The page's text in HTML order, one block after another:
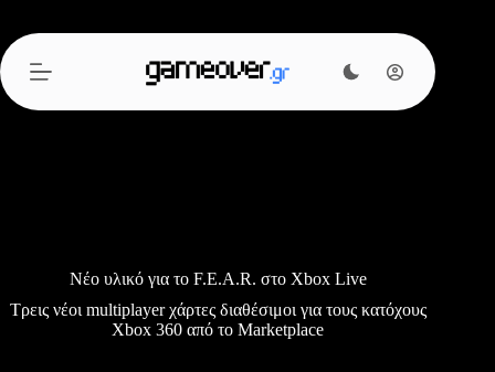
περιεχόμενο
Νέο υλικό για το F.E.A.R. στο Xbox Live
Τρεις νέοι multiplayer χάρτες διαθέσιμοι για τους κατόχους
Xbox 360 από το Marketplace